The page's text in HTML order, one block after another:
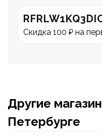
Скидка 100 ₽ на
Другие
Петербурге